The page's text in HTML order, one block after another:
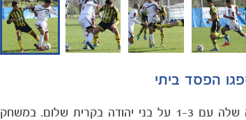
הפסד ביתי
קבוצת נערים א' של מכבי תל אביב המשיכה בשבת הזו ברצף הניצחונות היפה שלה עם 1-3 על בני יהודה בקרית שלום. במשחק